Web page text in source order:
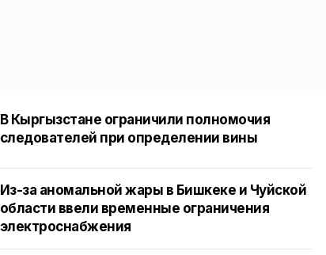
В Кыргызстане ограничили полномочия
следователей при определении вины
Из-за аномальной жары в Бишкеке и Чуйской
области ввели временные ограничения
электроснабжения